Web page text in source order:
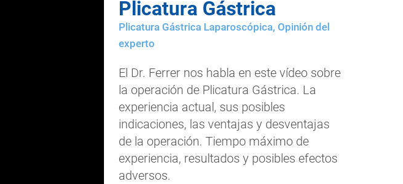
Plicatura Gástrica
Plicatura Gástrica Laparoscópica, Opinión del
experto
El Dr. Ferrer nos habla en este vídeo sobre
la operación de Plicatura Gástrica. La
experiencia actual, sus posibles
indicaciones, las ventajas y desventajas
de la operación. Tiempo máximo de
experiencia, resultados y posibles efectos
adversos.